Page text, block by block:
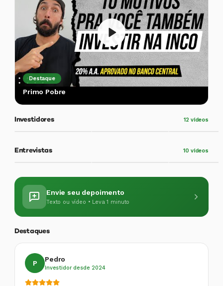
Destaque
Primo Pobre
Investidores 12 vídeos
M Michel T Thiago
Entrevistas 10 vídeos
Entrevista 01 Entrevista 03
Envie seu depoimento
Texto ou vídeo • Leva 1 minuto
Destaques
P Pedro
Investidor desde 2024